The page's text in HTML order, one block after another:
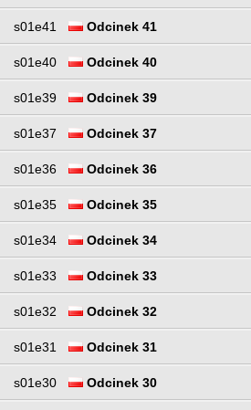
s01e41 Odcinek 41
s01e40 Odcinek 40
s01e39 Odcinek 39
s01e37 Odcinek 37
s01e36 Odcinek 36
s01e35 Odcinek 35
s01e34 Odcinek 34
s01e33 Odcinek 33
s01e32 Odcinek 32
s01e31 Odcinek 31
s01e30 Odcinek 30